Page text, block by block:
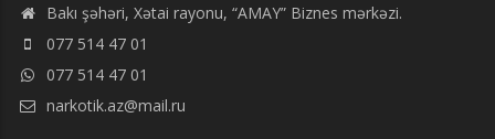
Bakı şəhəri, Xətai rayonu, “AMAY” Biznes mərkəzi.
077 514 47 01
077 514 47 01
narkotik.az@mail.ru